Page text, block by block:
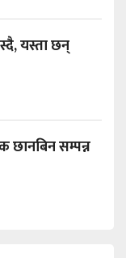
यस्ता छन्
छानबिन सम्पन्न